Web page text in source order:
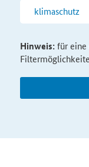
Hinweis:für eine